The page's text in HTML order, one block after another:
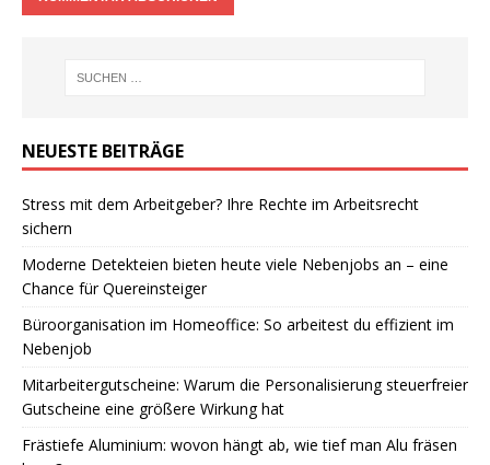
NEUESTE BEITRÄGE
Stress mit dem Arbeitgeber? Ihre Rechte im Arbeitsrecht
sichern
Moderne Detekteien bieten heute viele Nebenjobs an – eine
Chance für Quereinsteiger
Büroorganisation im Homeoffice: So arbeitest du effizient im
Nebenjob
Mitarbeitergutscheine: Warum die Personalisierung steuerfreier
Gutscheine eine größere Wirkung hat
Frästiefe Aluminium: wovon hängt ab, wie tief man Alu fräsen